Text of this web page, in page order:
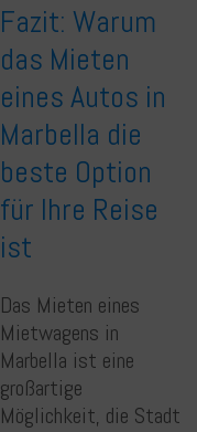
Fazit: Warum
das Mieten
eines Autos in
Marbella die
beste Option
für Ihre Reise
ist
Das Mieten eines
Mietwagens in
Marbella ist eine
großartige
Möglichkeit, die Stadt